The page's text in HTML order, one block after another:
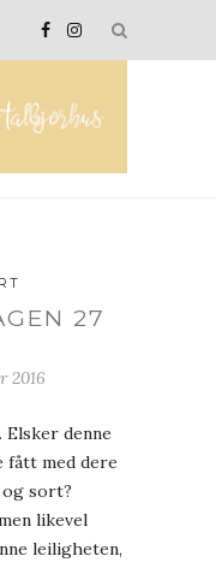
27
2016
Elsker denne
fått med dere
sort?
likevel
leiligheten,